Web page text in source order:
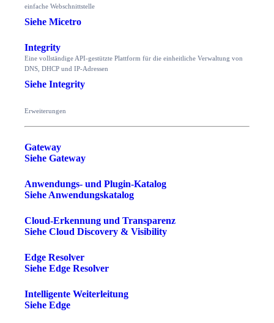
einfache Webschnittstelle
Siehe Micetro
Integrity
Eine vollständige API-gestützte Plattform für die einheitliche Verwaltung von
DNS, DHCP und IP-Adressen
Siehe Integrity
Erweiterungen
Gateway
Siehe Gateway
Anwendungs- und Plugin-Katalog
Siehe Anwendungskatalog
Cloud-Erkennung und Transparenz
Siehe Cloud Discovery & Visibility
Edge Resolver
Siehe Edge Resolver
Intelligente Weiterleitung
Siehe Edge